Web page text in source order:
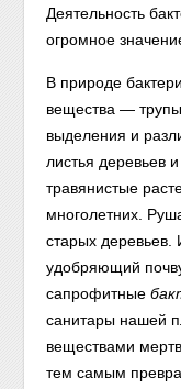
Деятельность
огромное
В природе
вещества —
выделения и
листья деревьев
травянистые
многолетних.
старых деревьев.
удобряющий
сапрофитные
санитары нашей
веществами
тем самым